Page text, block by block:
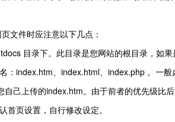
文件时应注意以下几点：
目录下。此目录是您网站的根目录，如
：index.htm、index.html、index.php 。一
自己上传的index.htm。由于前者的优先级比
首页设置，自行修改设定。